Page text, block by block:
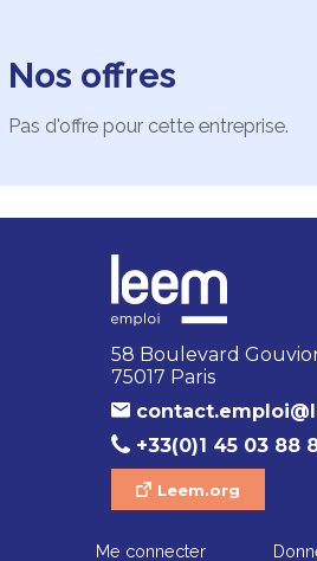
Nos offres
Pas d'offre pour cette entreprise.
58 Boulevard
75017 Paris
+33(0)1 45 03 88
Leem.org
Me connecter